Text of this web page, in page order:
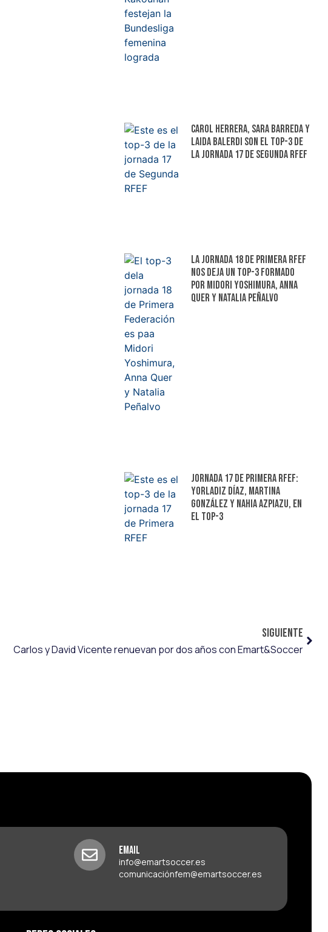
Carol Herrera, Sara Barreda y
Laida Balerdi son el top-3 de
la jornada 17 de Segunda RFEF
La jornada 18 de Primera RFEF
nos deja un top-3 formado
por Midori Yoshimura, Anna
Quer y Natalia Peñalvo
Jornada 17 de Primera RFEF:
Yorladiz Díaz, Martina
González y Nahia Azpiazu, en
el top-3
SIGUIENTE
Carlos y David Vicente renuevan por dos años con Emart&Soccer
Email
info@emartsoccer.es
comunicaciónfem@emartsoccer.es